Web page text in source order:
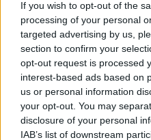
If you wish to opt-out of the
processing of your personal
targeted advertising by us,
section to confirm your
opt-out request is processed
interest-based ads based on
us or personal information
your opt-out. You may
disclosure of your personal
IAB’s list of downstream